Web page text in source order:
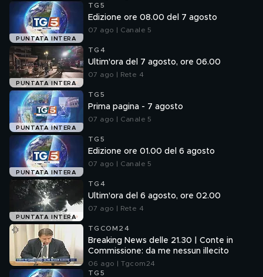
PUNTATA INTERA
TG5
Edizione ore 08.00 del 7 agosto
07 ago | Canale 5
PUNTATA INTERA
TG4
Ultim'ora del 7 agosto, ore 06.00
07 ago | Rete 4
PUNTATA INTERA
TG5
Prima pagina - 7 agosto
07 ago | Canale 5
PUNTATA INTERA
TG5
Edizione ore 01.00 del 6 agosto
07 ago | Canale 5
PUNTATA INTERA
TG4
Ultim'ora del 6 agosto, ore 02.00
07 ago | Rete 4
TGCOM24
Breaking News delle 21.30 | Conte in
Commissione: da me nessun illecito
06 ago | Tgcom24
TG5